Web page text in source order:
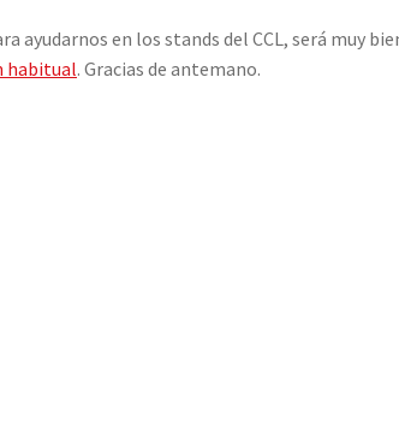
ayudarnos en los stands del CCL, será muy
habitual. Gracias de antemano.